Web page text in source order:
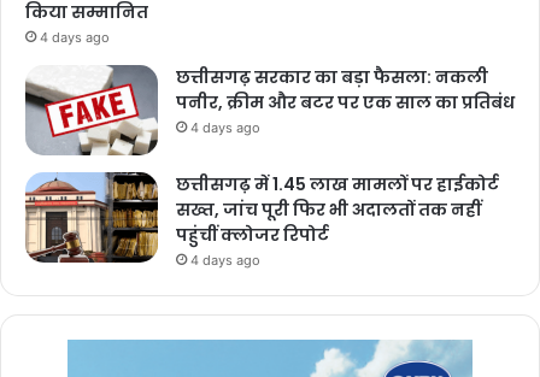
किया सम्मानित
4 days ago
छत्तीसगढ़ सरकार का बड़ा फैसला: नकली
पनीर, क्रीम और बटर पर एक साल का प्रतिबंध
4 days ago
छत्तीसगढ़ में 1.45 लाख मामलों पर हाईकोर्ट
सख्त, जांच पूरी फिर भी अदालतों तक नहीं
पहुंचीं क्लोजर रिपोर्ट
4 days ago